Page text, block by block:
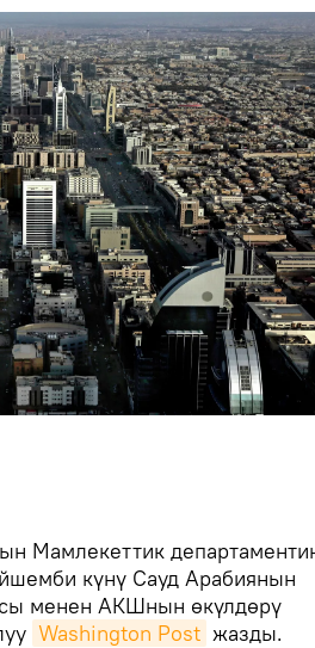
Мамлекеттик
күнү Сауд Арабиянын
менен АКШнын өкүлдөрү
Washington Post жазды.